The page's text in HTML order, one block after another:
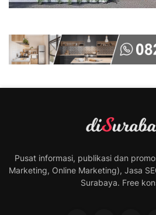
Pusat informasi, publikasi dan
Marketing, Online Marketing), Jasa
Surabaya. Free